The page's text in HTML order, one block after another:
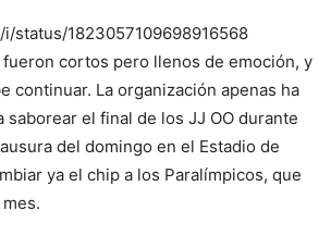
status/1823057109698916568
fueron cortos pero llenos de emoción, y
continuar. La organización apenas ha
saborear el final de los JJ OO durante
del domingo en el Estadio de
ya el chip a los Paralímpicos, que